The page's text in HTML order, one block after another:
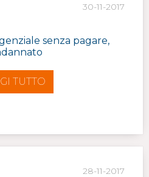
30-11-2017
senza pagare,
TUTTO
28-11-2017